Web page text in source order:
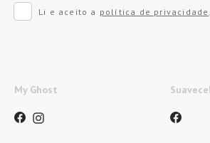
Li e aceito a política de privacidade
My Ghost